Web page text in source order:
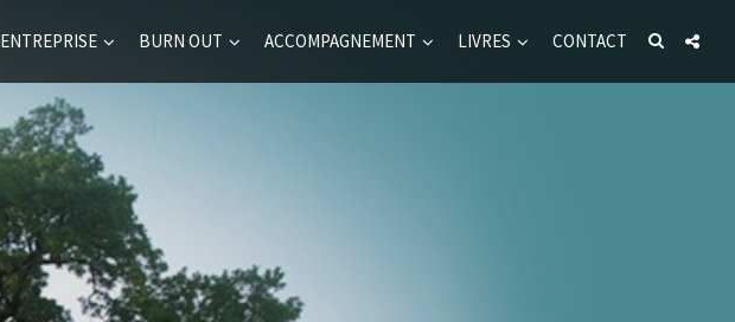
ENTREPRISE BURN OUT ACCOMPAGNEMENT LIVRES CONTACT